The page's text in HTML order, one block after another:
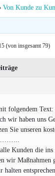
› Von Kunde zu
(von insgesamt 79)
folgendem Text:
wir haben uns
Sie unseren
Kunden die
wir Maßnahmen
halten